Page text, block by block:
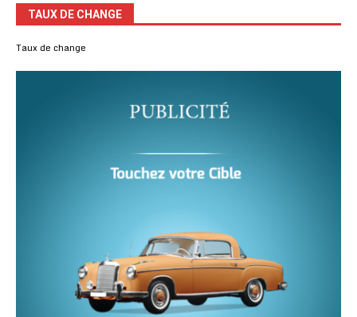
TAUX DE CHANGE
Taux de change